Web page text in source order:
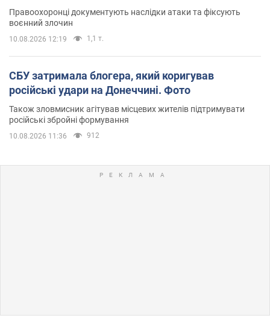
Правоохоронці документують наслідки атаки та фіксують
воєнний злочин
10.08.2026 12:19 1,1 т.
СБУ затримала блогера, який коригував
російські удари на Донеччині. Фото
Також зловмисник агітував місцевих жителів підтримувати
російські збройні формування
10.08.2026 11:36 912